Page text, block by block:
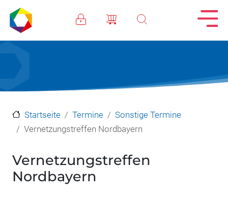
Direkt zum Inhalt
Startseite Termine
Sonstige Termine
Vernetzungstreffen Nordbayern
Vernetzungstreffen
Nordbayern